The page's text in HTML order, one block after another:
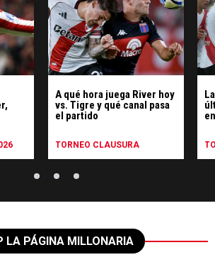
A qué hora juega River hoy
vs. Tigre y qué canal pasa
el partido
TORNEO CLAUSURA
LA PÁGINA MILLONARIA